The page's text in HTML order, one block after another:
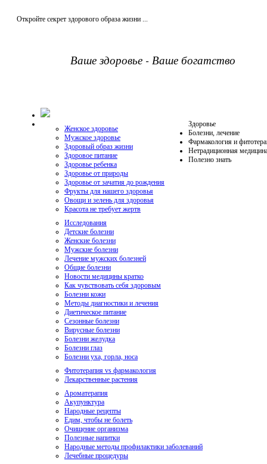
Откройте секрет здорового образа жизни ...
Ваше здоровье - Ваше богатство
Здоровье
Женское здоровье
Мужское здоровье
Здоровый образ жизни
Здоровое питание
Здоровье ребенка
Здоровье от природы
Здоровье от зачатия до рождения
Фрукты для нашего здоровья
Овощи и зелень для здоровья
Красота не требует жертв
Болезни, лечение
Исследования
Детские болезни
Женские болезни
Мужские болезни
Лечение мужских болезней
Общие болезни
Новости медицины кратко
Как чувствовать себя здоровым
Болезни кожи
Методы диагностики и лечения
Диетическое питание
Сезонные болезни
Вирусные болезни
Болезни желудка
Болезни глаз
Болезни уха, горла, носа
Фармакология и
Фитотерапия vs фармакология
Лекарственные растения
Нетрадиционная
Ароматерапия
Акупунктура
Народные рецепты
Едим, чтобы не болеть
Очищение организма
Полезные напитки
Народные методы профилактики заболеваний
Лечебные процедуры
Полезно знать